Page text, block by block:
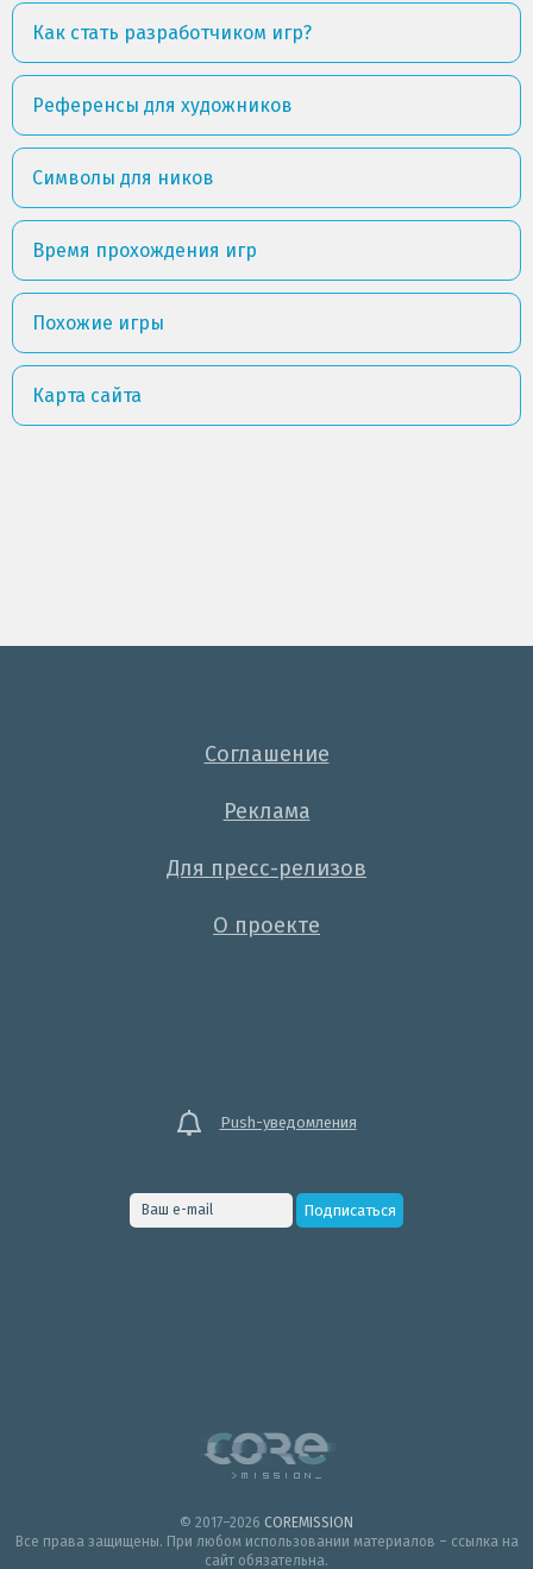
Как стать разработчиком игр?
Референсы для художников
Символы для ников
Время прохождения игр
Похожие игры
Карта сайта
Соглашение
Реклама
Для пресс-релизов
О проекте
Push-уведомления
© 2017–2026 COREMISSION
Все права защищены. При любом использовании материалов – ссылка на
сайт обязательна.